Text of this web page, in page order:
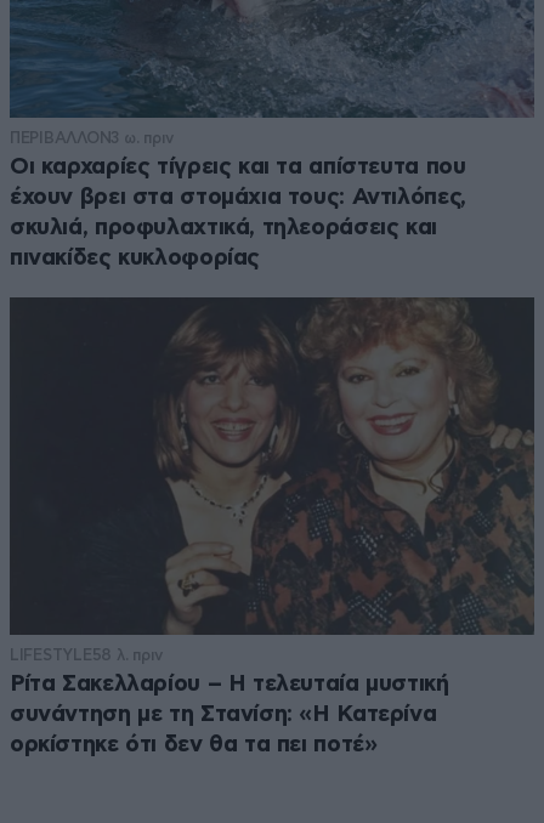
ΠΕΡΙΒΑΛΛΟΝ3 ω. πριν
Οι καρχαρίες τίγρεις και τα απίστευτα που
έχουν βρει στα στομάχια τους: Αντιλόπες,
σκυλιά, προφυλαχτικά, τηλεοράσεις και
πινακίδες κυκλοφορίας
LIFESTYLE58 λ. πριν
Ρίτα Σακελλαρίου – Η τελευταία μυστική
συνάντηση με τη Στανίση: «Η Κατερίνα
ορκίστηκε ότι δεν θα τα πει ποτέ»